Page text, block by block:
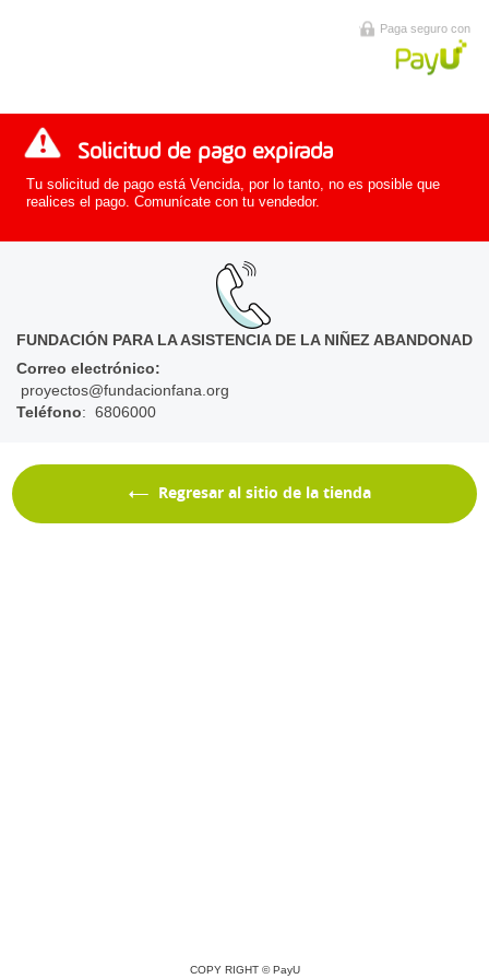
Paga seguro con
Solicitud de pago expirada
Tu solicitud de pago está Vencida, por lo tanto, no es posible que
realices el pago. Comunícate con tu vendedor.
FUNDACIÓN PARA LA ASISTENCIA DE LA NIÑEZ ABANDONAD
Correo electrónico:
proyectos@fundacionfana.org
Teléfono: 6806000
Regresar al sitio de la tienda
COPY RIGHT ©PayU